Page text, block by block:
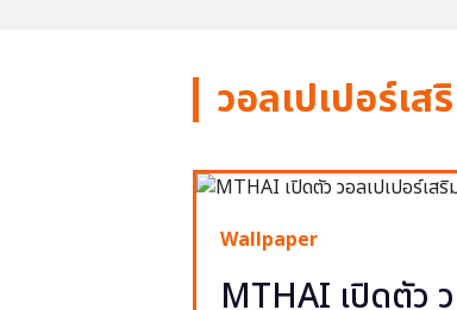
วอลเปเปอร์เส
Wallpaper
MTHAI เปิดตัว